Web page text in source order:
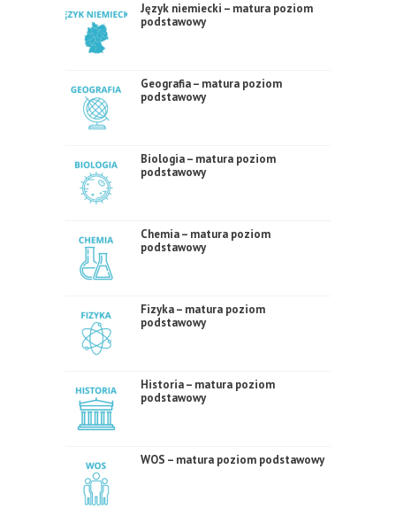
Język niemiecki – matura poziom
podstawowy
Geografia – matura poziom
podstawowy
Biologia – matura poziom
podstawowy
Chemia – matura poziom
podstawowy
Fizyka – matura poziom
podstawowy
Historia – matura poziom
podstawowy
WOS – matura poziom podstawowy